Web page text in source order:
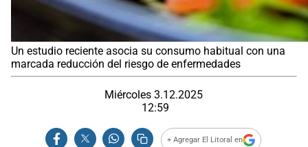
Un estudio reciente asocia su consumo habitual con una
marcada reducción del riesgo de enfermedades
Miércoles 3.12.2025
12:59
+ Agregar El Litoral en